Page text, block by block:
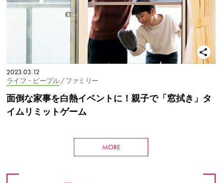
2023.03.12
ライフ・ピープル/ ファミリー
面倒な家事を白熱イベントに！親子で「窓拭き」タ
イムリミットゲーム
MORE